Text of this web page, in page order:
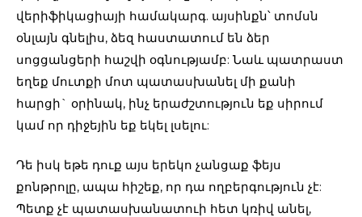
վերիֆիկացիայի համակարգ. այսինքն՝ տոմսն
օնլայն գնելիս, ձեզ հաստատում են ձեր
սոցցանցերի հաշվի օգնությամբ: Նաև պատրաստ
եղեք մուտքի մոտ պատասխանել մի քանի
հարցի` օրինակ, ինչ երաժշտություն եք սիրում
կամ որ դիջեյին եք եկել լսելու:
Դե իսկ եթե դուք այս երեկո չանցաք ֆեյս
քոնթրոլը, ապա հիշեք, որ դա ողբերգություն չէ:
Պետք չէ պատասխանատուի հետ կռիվ անել,